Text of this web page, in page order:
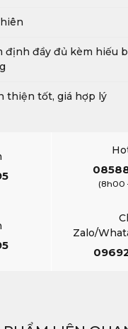
định đầy đủ kèm hiếu
thiện tốt, giá hợp lý
(8h00
Zalo/